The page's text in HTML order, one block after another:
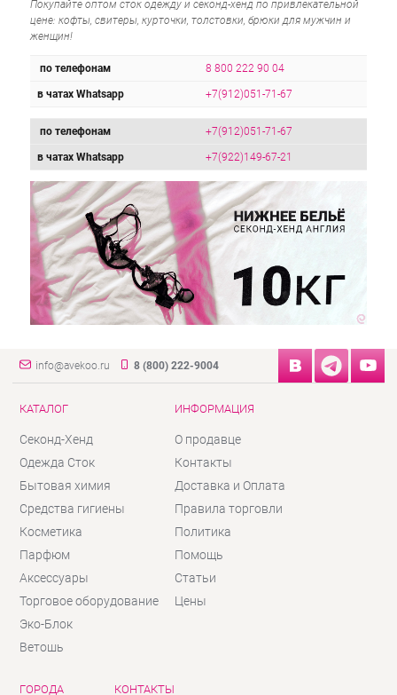
Покупайте оптом сток одежду и секонд-хенд по привлекательной
цене: кофты, свитеры, курточки, толстовки, брюки для мужчин и
женщин!
по телефонам 8 800 222 90 04
в чатах Whatsapp +7(912)051-71-67
по телефонам +7(912)051-71-67
в чатах Whatsapp +7(922)149-67-21
info@avekoo.ru 8 (800) 222-9004
КАТАЛОГ
Секонд-Хенд
Одежда Сток
Бытовая химия
Средства гигиены
Косметика
Парфюм
Аксессуары
Торговое оборудование
Эко-Блок
Ветошь
ИНФОРМАЦИЯ
О продавце
Контакты
Доставка и Оплата
Правила торговли
Политика
Помощь
Статьи
Цены
ГОРОДА КОНТАКТЫ